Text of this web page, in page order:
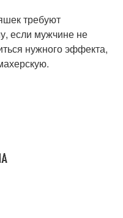
требуют
если мужчине не
нужного эффекта,